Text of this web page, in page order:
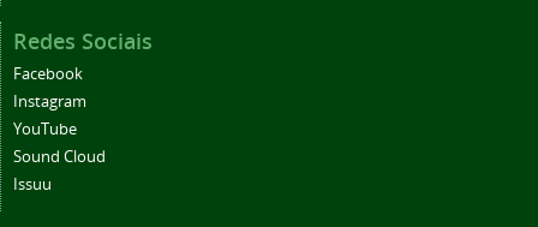
Redes Sociais
Facebook
Instagram
YouTube
Sound Cloud
Issuu